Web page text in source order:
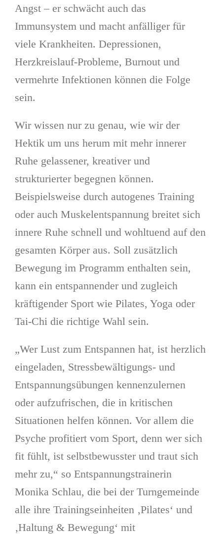
Angst – er schwächt auch das
Immunsystem und macht anfälliger für
viele Krankheiten. Depressionen,
Herzkreislauf-Probleme, Burnout und
vermehrte Infektionen können die Folge
sein.
Wir wissen nur zu genau, wie wir der
Hektik um uns herum mit mehr innerer
Ruhe gelassener, kreativer und
strukturierter begegnen können.
Beispielsweise durch autogenes Training
oder auch Muskelentspannung breitet sich
innere Ruhe schnell und wohltuend auf den
gesamten Körper aus. Soll zusätzlich
Bewegung im Programm enthalten sein,
kann ein entspannender und zugleich
kräftigender Sport wie Pilates, Yoga oder
Tai-Chi die richtige Wahl sein.
„Wer Lust zum Entspannen hat, ist herzlich
eingeladen, Stressbewältigungs- und
Entspannungsübungen kennenzulernen
oder aufzufrischen, die in kritischen
Situationen helfen können. Vor allem die
Psyche profitiert vom Sport, denn wer sich
fit fühlt, ist selbstbewusster und traut sich
mehr zu,“ so Entspannungstrainerin
Monika Schlau, die bei der Turngemeinde
alle ihre Trainingseinheiten ‚Pilates‘ und
‚Haltung & Bewegung‘ mit